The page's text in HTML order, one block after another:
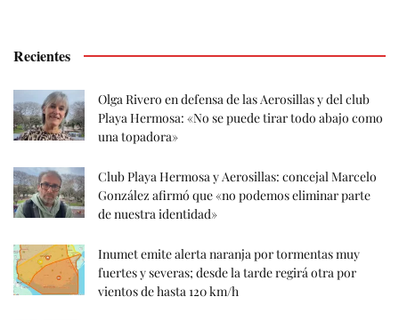
Recientes
Olga Rivero en defensa de las Aerosillas y del club
Playa Hermosa: «No se puede tirar todo abajo como
una topadora»
Club Playa Hermosa y Aerosillas: concejal Marcelo
González afirmó que «no podemos eliminar parte
de nuestra identidad»
Inumet emite alerta naranja por tormentas muy
fuertes y severas; desde la tarde regirá otra por
vientos de hasta 120 km/h